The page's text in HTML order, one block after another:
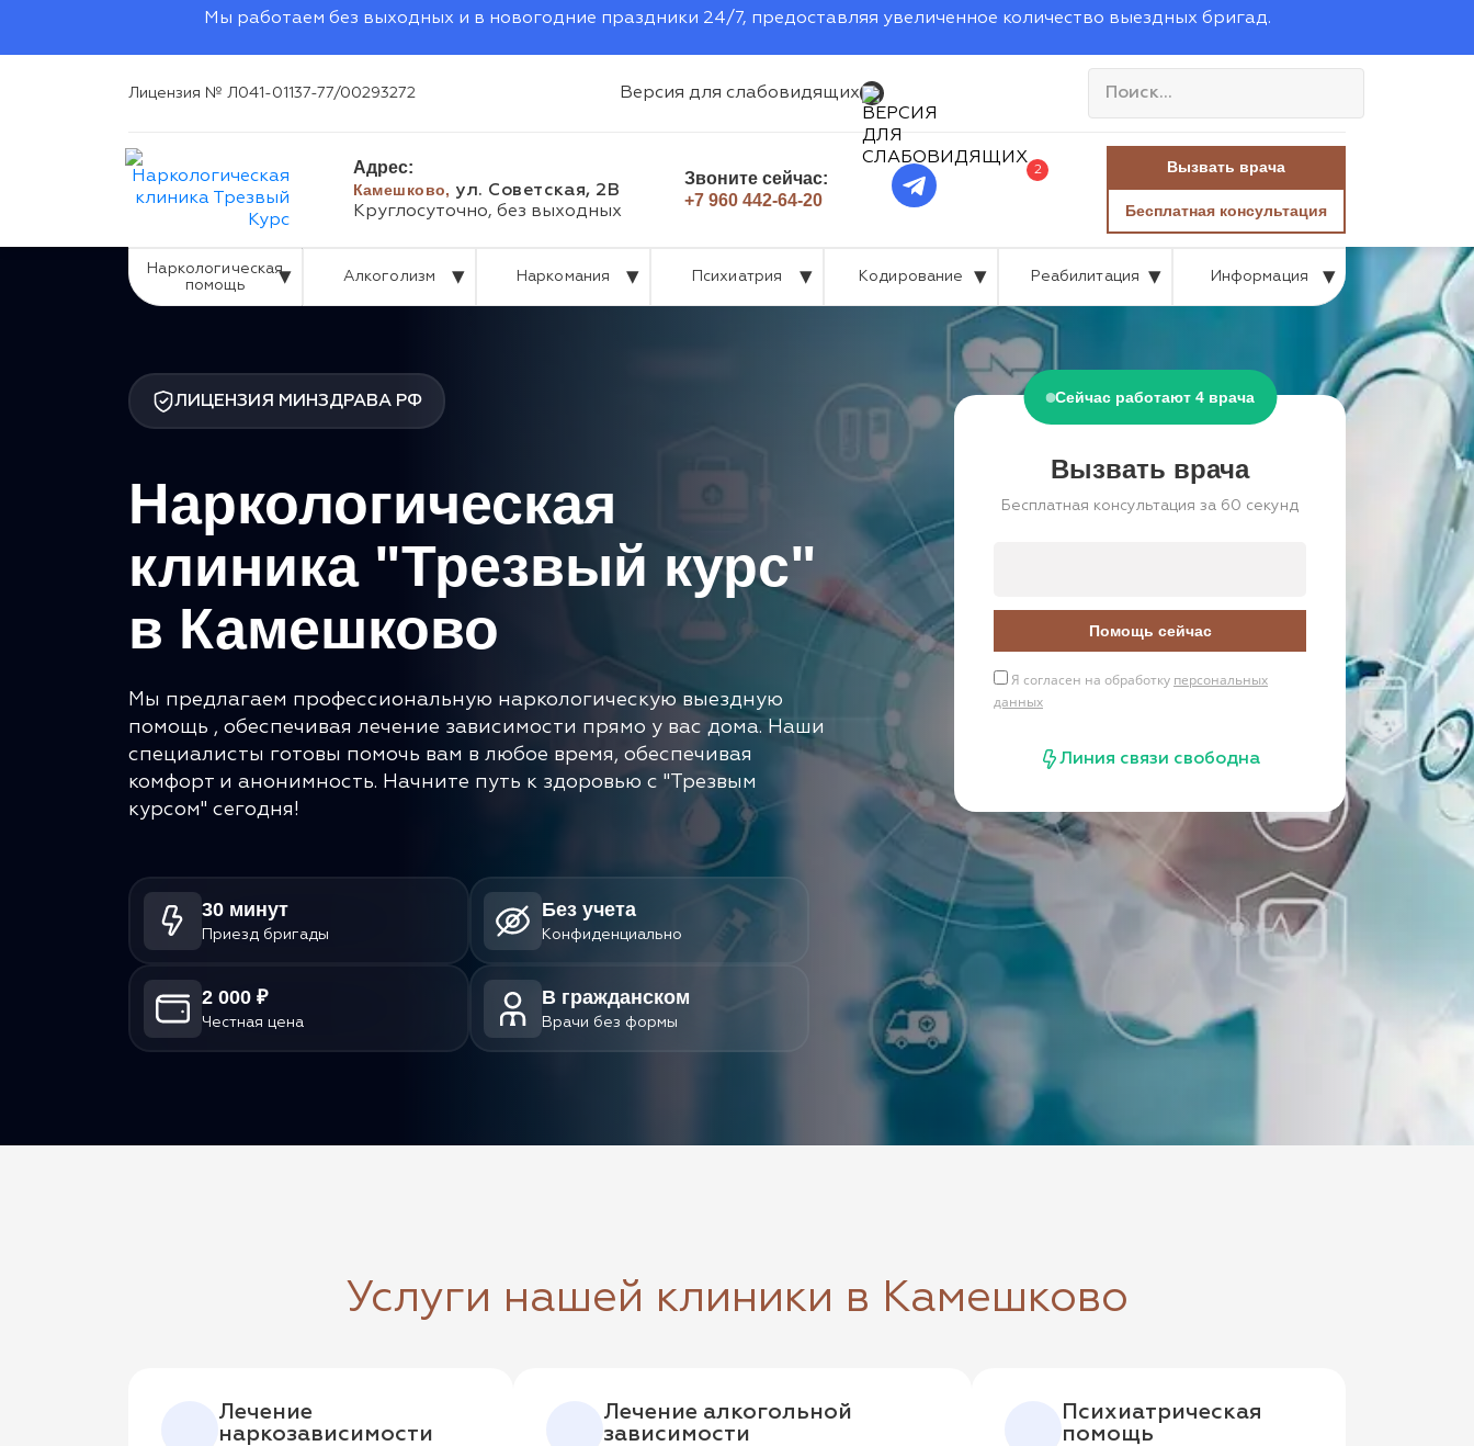
Мы работаем без выходных и в новогодние праздники 24/7, предоставляя увеличенное количество выездных бригад.
Лицензия № Л041-01137-77/00293272 Версия для слабовидящих
Адрес:
Камешково, ул. Советская, 2В
Круглосуточно, без выходных
Звоните сейчас:
+7 960 442-64-20
2 Вызвать врача
Бесплатная консультация
Наркологическая
помощь
Алкоголизм Наркомания Психиатрия Кодирование Реабилитация Информация
ЛИЦЕНЗИЯ МИНЗДРАВА РФ
Наркологическая
клиника "Трезвый курс"
в Камешково
Мы предлагаем профессиональную наркологическую выездную
помощь , обеспечивая лечение зависимости прямо у вас дома. Наши
специалисты готовы помочь вам в любое время, обеспечивая
комфорт и анонимность. Начните путь к здоровью с "Трезвым
курсом" сегодня!
30 минут
Приезд бригады
Без учета
Конфиденциально
2 000 ₽
Честная цена
В гражданском
Врачи без формы
Сейчас работают 4 врача
Вызвать врача
Бесплатная консультация за 60 секунд
Помощь сейчас
Я согласен на обработку персональных
данных
Линия связи свободна
Услуги нашей клиники в Камешково
Лечение
наркозависимости
Лечение алкогольной
зависимости
Психиатрическая
помощь